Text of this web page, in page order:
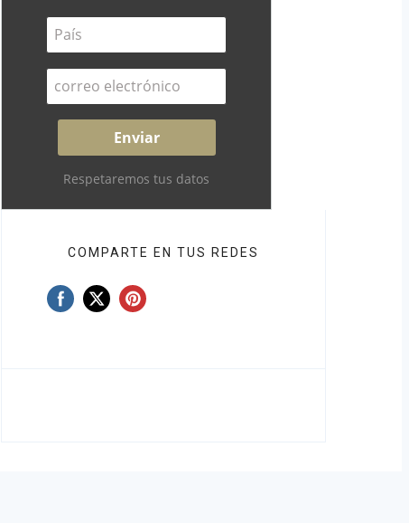
Respetaremos tus datos
COMPARTE EN TUS REDES